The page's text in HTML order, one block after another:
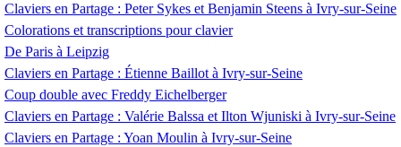
Claviers en Partage : Peter Sykes et Benjamin Steens à Ivry-sur-Seine
Colorations et transcriptions pour clavier
De Paris à Leipzig
Claviers en Partage : Étienne Baillot à Ivry-sur-Seine
Coup double avec Freddy Eichelberger
Claviers en Partage : Valérie Balssa et Ilton Wjuniski à Ivry-sur-Seine
Claviers en Partage : Yoan Moulin à Ivry-sur-Seine